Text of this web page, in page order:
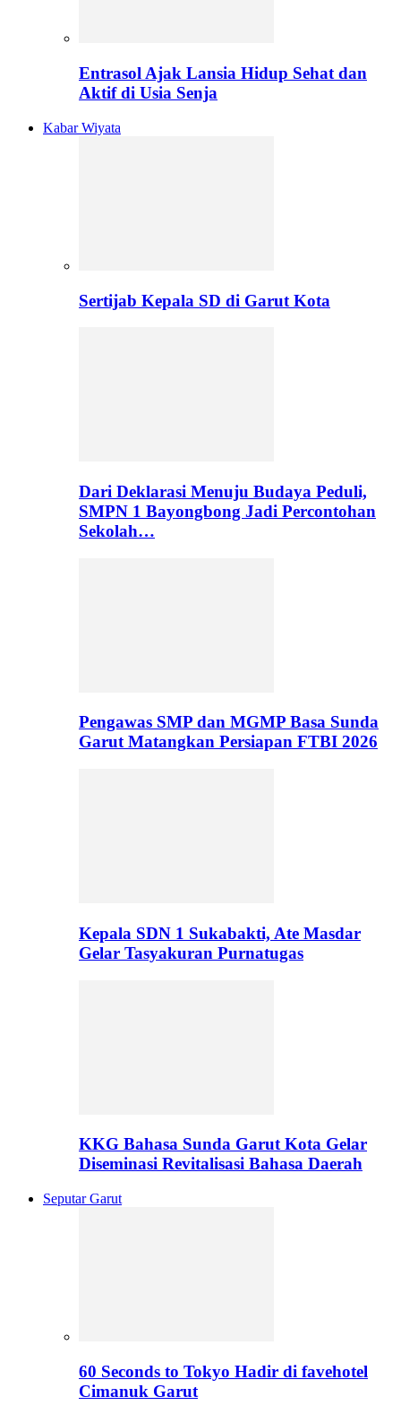
Entrasol Ajak Lansia Hidup Sehat dan
Aktif di Usia Senja
Kabar Wiyata
Sertijab Kepala SD di Garut Kota
Dari Deklarasi Menuju Budaya Peduli,
SMPN 1 Bayongbong Jadi Percontohan
Sekolah…
Pengawas SMP dan MGMP Basa Sunda
Garut Matangkan Persiapan FTBI 2026
Kepala SDN 1 Sukabakti, Ate Masdar
Gelar Tasyakuran Purnatugas
KKG Bahasa Sunda Garut Kota Gelar
Diseminasi Revitalisasi Bahasa Daerah
Seputar Garut
60 Seconds to Tokyo Hadir di favehotel
Cimanuk Garut